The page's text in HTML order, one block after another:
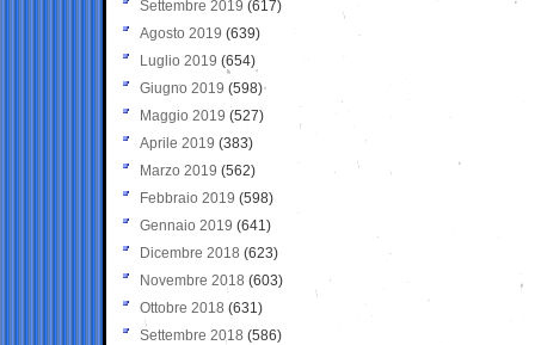
Settembre 2019 (617)
Agosto 2019 (639)
Luglio 2019 (654)
Giugno 2019 (598)
Maggio 2019 (527)
Aprile 2019 (383)
Marzo 2019 (562)
Febbraio 2019 (598)
Gennaio 2019 (641)
Dicembre 2018 (623)
Novembre 2018 (603)
Ottobre 2018 (631)
Settembre 2018 (586)